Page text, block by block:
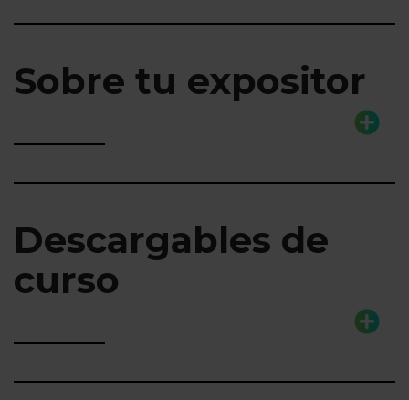
Sobre tu expositor
Descargables de
curso